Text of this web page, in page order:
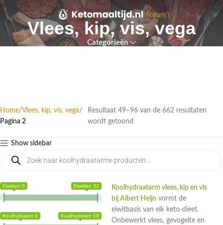
Forum
Vlees, kip, vis, vega
Categorieën
Home Vlees, kip, vis, vega
Pagina 2
Resultaat 49–96 van de 662 resultaten
wordt getoond
Show sidebar
Eiwitten 0 Eiwitten 32
Koolhydraten 0 Koolhydraten 10
Koolhydraatarm vlees, kip en vis
bij Albert Heijn vormt de
eiwitbasis van elk keto-dieet.
Onbewerkt vlees, gevogelte en